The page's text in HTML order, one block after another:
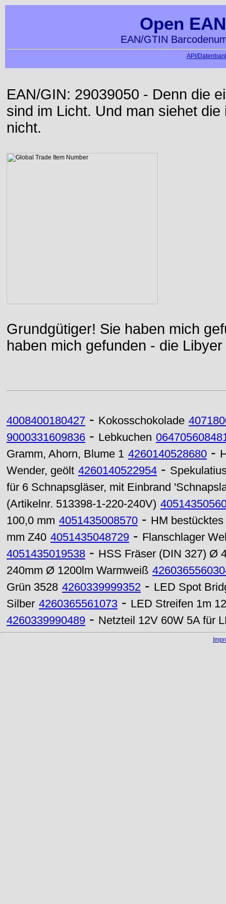
Open
EAN/GTIN
API/
EAN/GIN: 29039050 - Denn die
sind im Licht. Und man siehet
nicht.
Grundgütiger! Sie haben mich
haben mich gefunden - die
4008400180427 - Kokosschokolade
9000331609836 - Lebkuchen
Gramm, Ahorn, Blume 1 4260140528680 -
Wender, geölt 4260140522954 -
für 6 Schnapsgläser, mit Einbrand
(Artikelnr. 513398-1-220-240V)
100,0 mm 4051435008570 - HM
mm Z40 4051435048729 - Flanschlager
4051435019538 - HSS Fräser (DIN 327) Ø
240mm Ø 1200lm Warmweiß
Grün 3528 4260339999352 - LED Spot
Silber 4260365561073 - LED Streifen 1m
4260339990489 - Netzteil 12V 60W 5A für